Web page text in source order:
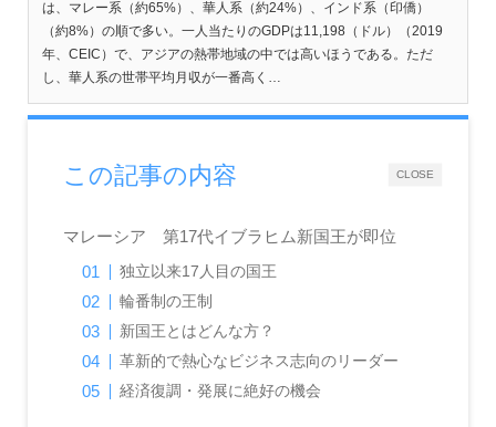
は、マレー系（約65%）、華人系（約24%）、インド系（印僑）
（約8%）の順で多い。一人当たりのGDPは11,198（ドル）（2019
年、CEIC）で、アジアの熱帯地域の中では高いほうである。ただ
し、華人系の世帯平均月収が一番高く…
CLOSE
この記事の内容
マレーシア 第17代イブラヒム新国王が即位
独立以来17人目の国王
輪番制の王制
新国王とはどんな方？
革新的で熱心なビジネス志向のリーダー
経済復調・発展に絶好の機会